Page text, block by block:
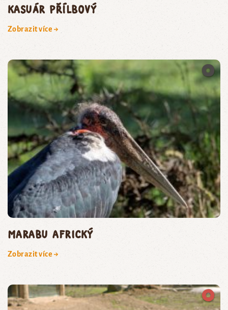
kasuár přílbový
Zobrazit více →
marabu africký
Zobrazit více →